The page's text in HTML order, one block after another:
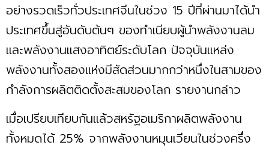
อย่างรวดเร็วทั่วประเทศจีนในช่วง 15 ปีที่ผ่านมาได้นำ
ประเทศขึ้นสู่อันดับต้นๆ ของทำเนียบผู้นำพลังงานลม
และพลังงานแสงอาทิตย์ระดับโลก ปัจจุบันแหล่ง
พลังงานทั้งสองแห่งมีสัดส่วนมากกว่าหนึ่งในสามของ
กำลังการผลิตติดตั้งสะสมของโลก รายงานกล่าว
เมื่อเปรียบเทียบกันแล้วสหรัฐอเมริกาผลิตพลังงาน
ทั้งหมดได้ 25% จากพลังงานหมุนเวียนในช่วงครึ่ง